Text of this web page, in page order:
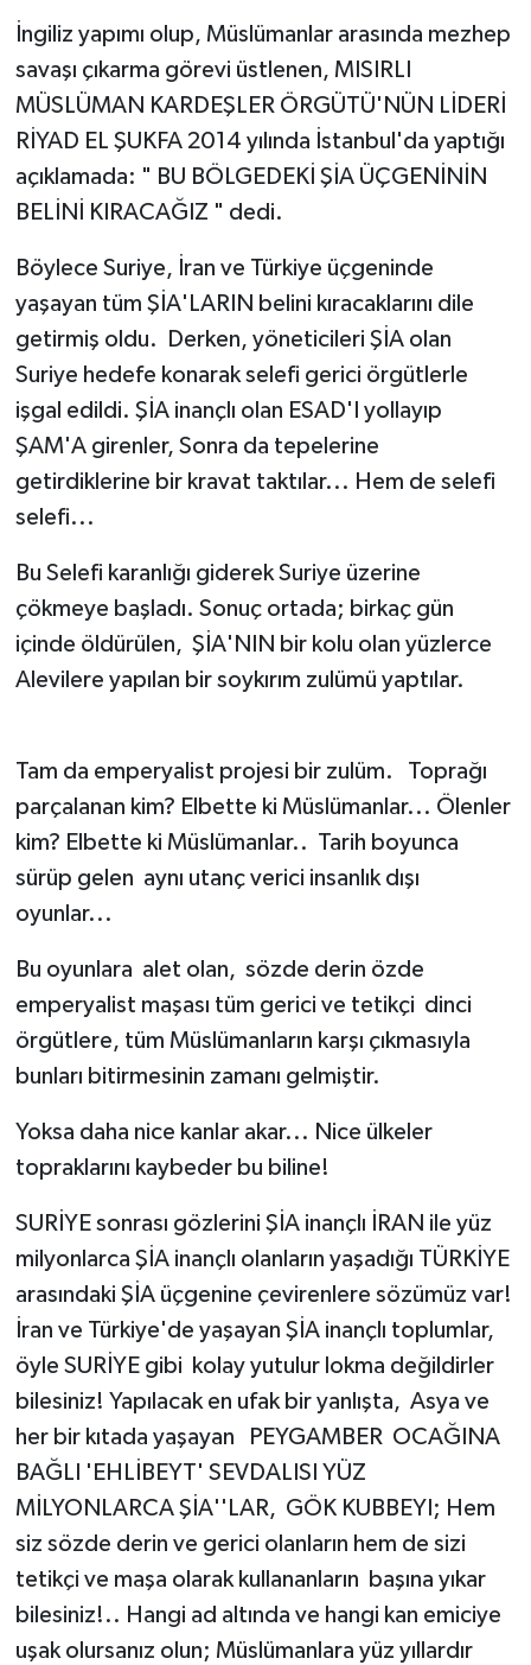
İngiliz yapımı olup, Müslümanlar arasında mezhep
savaşı çıkarma görevi üstlenen, MISIRLI
MÜSLÜMAN KARDEŞLER ÖRGÜTÜ'NÜN LİDERİ
RİYAD EL ŞUKFA 2014 yılında İstanbul'da yaptığı
açıklamada: " BU BÖLGEDEKİ ŞİA ÜÇGENİNİN
BELİNİ KIRACAĞIZ " dedi.
Böylece Suriye, İran ve Türkiye üçgeninde
yaşayan tüm ŞİA'LARIN belini kıracaklarını dile
getirmiş oldu. Derken, yöneticileri ŞİA olan
Suriye hedefe konarak selefi gerici örgütlerle
işgal edildi. ŞİA inançlı olan ESAD'I yollayıp
ŞAM'A girenler, Sonra da tepelerine
getirdiklerine bir kravat taktılar... Hem de selefi
selefi...
Bu Selefi karanlığı giderek Suriye üzerine
çökmeye başladı. Sonuç ortada; birkaç gün
içinde öldürülen, ŞİA'NIN bir kolu olan yüzlerce
Alevilere yapılan bir soykırım zulümü yaptılar.
Tam da emperyalist projesi bir zulüm. Toprağı
parçalanan kim? Elbette ki Müslümanlar... Ölenler
kim? Elbette ki Müslümanlar.. Tarih boyunca
sürüp gelen aynı utanç verici insanlık dışı
oyunlar...
Bu oyunlara alet olan, sözde derin özde
emperyalist maşası tüm gerici ve tetikçi dinci
örgütlere, tüm Müslümanların karşı çıkmasıyla
bunları bitirmesinin zamanı gelmiştir.
Yoksa daha nice kanlar akar... Nice ülkeler
topraklarını kaybeder bu biline!
SURİYE sonrası gözlerini ŞİA inançlı İRAN ile yüz
milyonlarca ŞİA inançlı olanların yaşadığı TÜRKİYE
arasındaki ŞİA üçgenine çevirenlere sözümüz var!
İran ve Türkiye'de yaşayan ŞİA inançlı toplumlar,
öyle SURİYE gibi kolay yutulur lokma değildirler
bilesiniz! Yapılacak en ufak bir yanlışta, Asya ve
her bir kıtada yaşayan PEYGAMBER OCAĞINA
BAĞLI 'EHLİBEYT' SEVDALISI YÜZ
MİLYONLARCA ŞİA''LAR, GÖK KUBBEYI; Hem
siz sözde derin ve gerici olanların hem de sizi
tetikçi ve maşa olarak kullananların başına yıkar
bilesiniz!.. Hangi ad altında ve hangi kan emiciye
uşak olursanız olun; Müslümanlara yüz yıllardır